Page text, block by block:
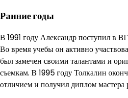
Ранние годы
В 1991 году Александр поступил в
Во время учебы он активно
был замечен своими талантами и
съемкам. В 1995 году Толкалин
отличием и получил диплом мастера